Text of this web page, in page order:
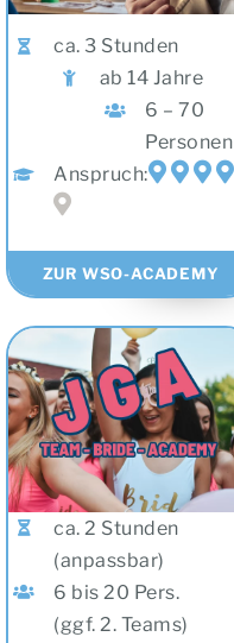
ca. 3 Stunden
ab 14 Jahre
6 – 70
Personen
Anspruch:
ZUR WSO-ACADEMY
ca. 2 Stunden
(anpassbar)
6 bis 20 Pers.
(ggf. 2. Teams)